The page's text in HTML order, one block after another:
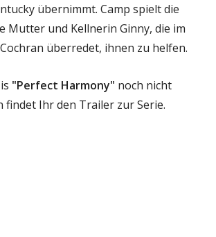
übernimmt. Camp spielt die
Mutter und Kellnerin Ginny, die im
überredet, ihnen zu helfen.
"Perfect Harmony" noch nicht
findet Ihr den Trailer zur Serie.